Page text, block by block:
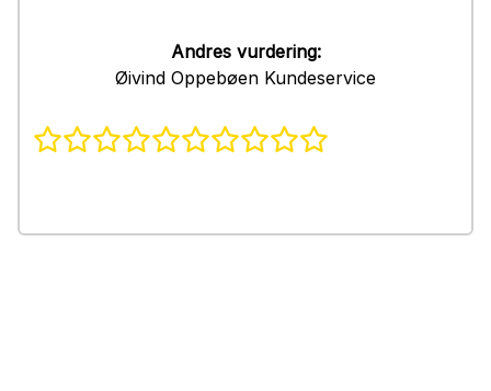
Andres vurdering:
Øivind Oppebøen Kundeservice